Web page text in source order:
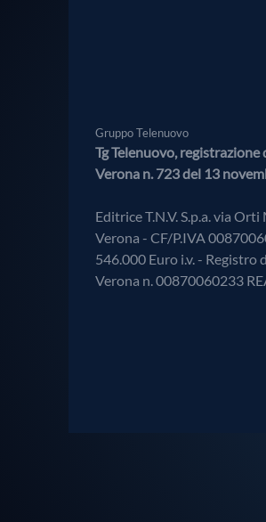
Gruppo Telenuovo
Tg Telenuovo, registrazione
Verona n. 723 del 13
Editrice T.N.V. S.p.a. via
Verona - CF/P.IVA
546.000 Euro i.v. - Registro
Verona n. 00870060233